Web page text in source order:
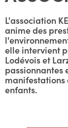
L'association
anime des
elle intervient
Lodévois et
passionnantes
enfants.